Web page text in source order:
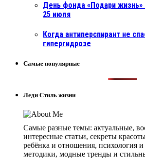
День фонда «Подари
25 июля
Когда антиперспирант не
гипергидрозе
Самые популярные
Леди Стиль жизни
Самые разные темы: актуальные,
интересные статьи, секреты
ребёнка и отношения, психология
методики, модные тренды и